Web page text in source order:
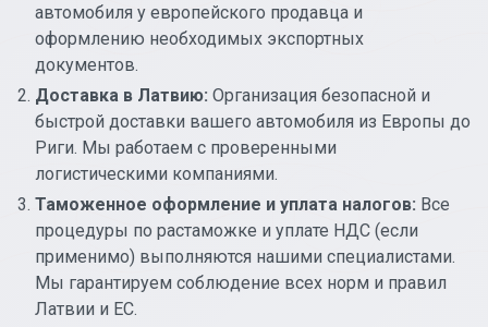
автомобиля у европейского продавца и
оформлению необходимых экспортных
документов.
Доставка в Латвию: Организация безопасной и
быстрой доставки вашего автомобиля из Европы до
Риги. Мы работаем с проверенными
логистическими компаниями.
Таможенное оформление и уплата налогов: Все
процедуры по растаможке и уплате НДС (если
применимо) выполняются нашими специалистами.
Мы гарантируем соблюдение всех норм и правил
Латвии и ЕС.